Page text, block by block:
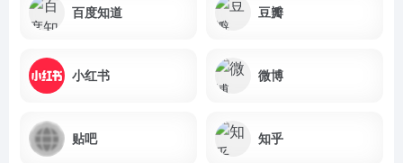
百度知道 豆瓣
小红书 微博
贴吧 知乎